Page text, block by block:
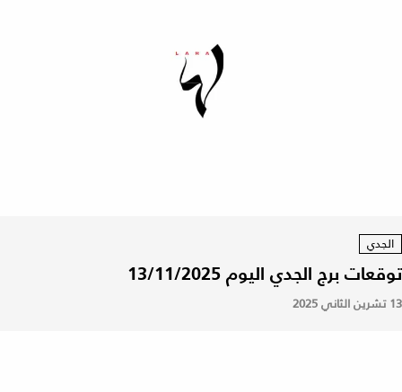
الجدي
توقعات برج الجدي اليوم 13/11/2025
13 تشرين الثاني 2025